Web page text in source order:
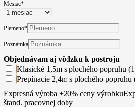
Mesiac*
Plemeno*
Poznámka
Objednávam aj vôdzku k postroju
Klasické 1,5m s plochého popruhu
Prepínacie 2,4m s plochého popruhu
Expresná výroba +20% ceny výrobku
štand. pracovnej doby